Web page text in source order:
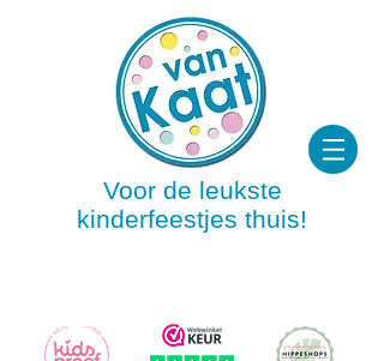
Voor de leukste
kinderfeestjes thuis!